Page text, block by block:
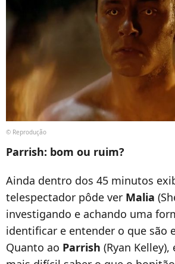
© Reprodução
Parrish: bom ou ruim?
Ainda dentro dos 45 minutos
telespectador pôde ver Malia
investigando e achando uma
identificar e entender o que são
Quanto ao Parrish (Ryan Kelley),